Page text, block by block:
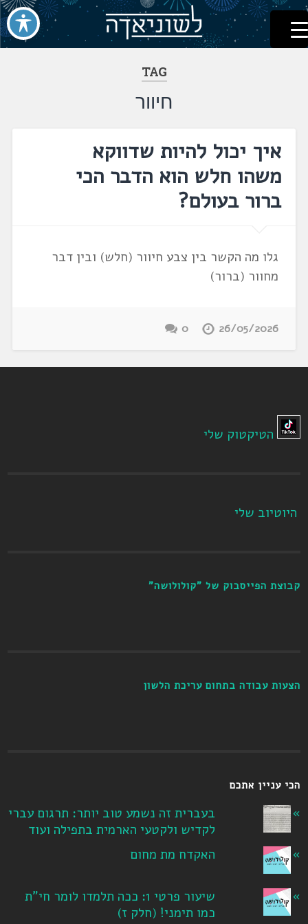
דלג
לתוכן
לשוניאדה
עברית. לשון. שפה
TAG
חיוור
איך יכול להיות שדווקא
משהו חלש הוא הדבר הכי
ברור בעולם?
גלו מה הקשר בין צבע חיוור (חלש) ובין דבר
מחוור (ברור)
26/05/2026
0
הטיקטוק שלי
היוטיוב שלי
קבוצת הפייסבוק של "קולולושה"
הצעות עבודה בתחום עריכת הלשון
הכי עניין אתכם
בעברית זה נשמע טוב יותר: תרגום עברי
לקדיש ולקטעי הארמית בתפילה ועוד
האקדח מת מחום
שיעור פרטי 1: ככה תלמדו לומר חי"ת
כמו תימני! ‏(חלק ז‏)